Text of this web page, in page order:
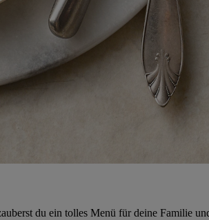
du ein tolles Menü für deine Familie